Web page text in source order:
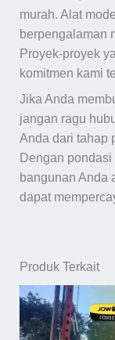
murah. Alat
berpengalaman
Proyek-proyek
komitmen kami
Jika Anda
jangan ragu
Anda dari tahap
Dengan
bangunan Anda
dapat
Produk Terkait